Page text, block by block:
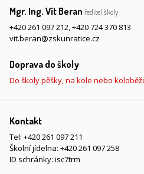
Mgr. Ing. Vít Beran ředitel školy
+420 261 097 212 +420 724 370 813
vit.beran@zskunratice.cz
Doprava do školy
Do školy pěšky, na kole nebo
Kontakt
Tel: +420 261 097 211
Školní jídelna: +420 261 097 258
ID schránky: isc7trm